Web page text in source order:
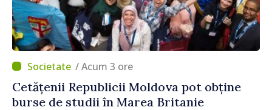
/ Acum 3 ore
Cetățenii Republicii Moldova pot obține
burse de studii în Marea Britanie